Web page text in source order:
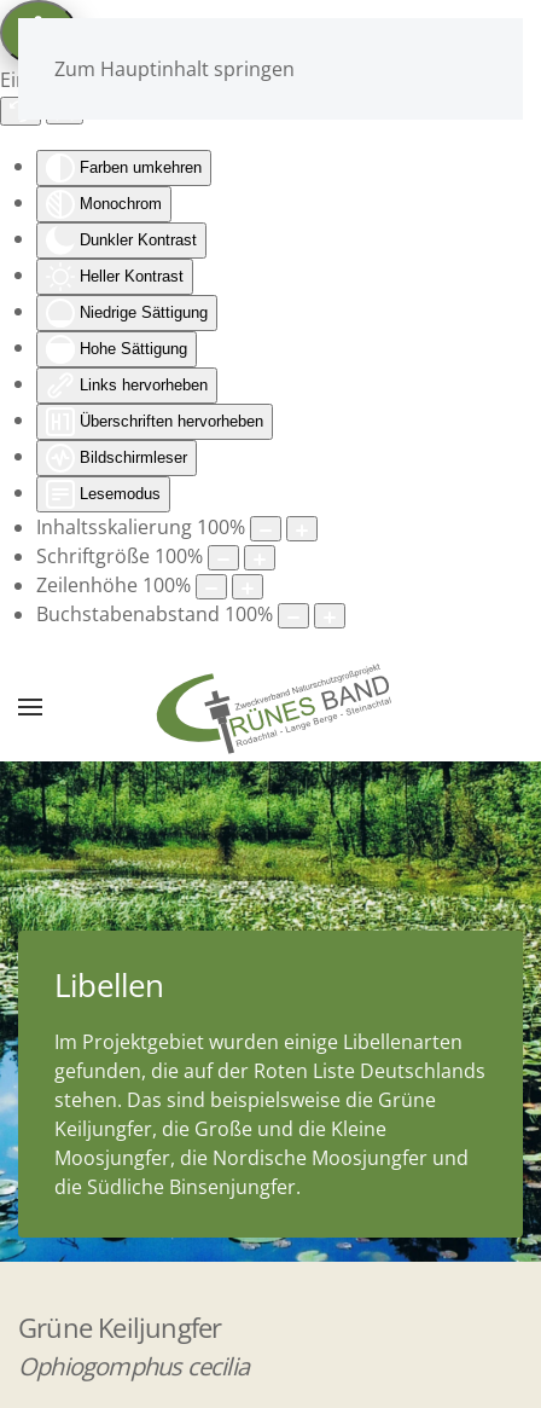
Eingabehilfen öffnen
Farben umkehren
Monochrom
Dunkler Kontrast
Heller Kontrast
Niedrige Sättigung
Hohe Sättigung
Links hervorheben
Überschriften hervorheben
Bildschirmleser
Lesemodus
Inhaltsskalierung 100%
Schriftgröße 100%
Zeilenhöhe 100%
Buchstabenabstand 100%
Zum Hauptinhalt springen
Libellen
Im Projektgebiet wurden einige Libellenarten
gefunden, die auf der Roten Liste Deutschlands
stehen. Das sind beispielsweise die Grüne
Keiljungfer, die Große und die Kleine
Moosjungfer, die Nordische Moosjungfer und
die Südliche Binsenjungfer.
Grüne Keiljungfer
Ophiogomphus cecilia